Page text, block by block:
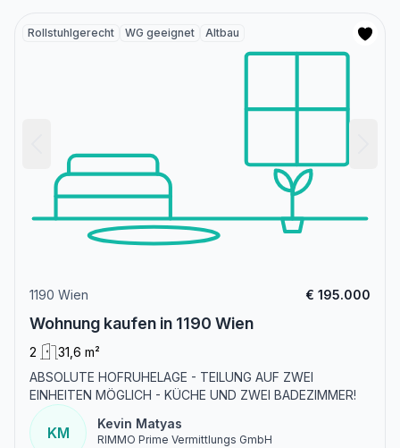
Rollstuhlgerecht WG geeignet Altbau
1190 Wien € 195.000
Wohnung kaufen in 1190 Wien
2
31,6 m²
ABSOLUTE HOFRUHELAGE - TEILUNG AUF ZWEI
EINHEITEN MÖGLICH - KÜCHE UND ZWEI BADEZIMMER!
KM
Kevin Matyas
RIMMO Prime Vermittlungs GmbH